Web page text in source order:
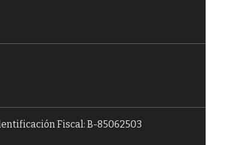
Fiscal: B-85062503